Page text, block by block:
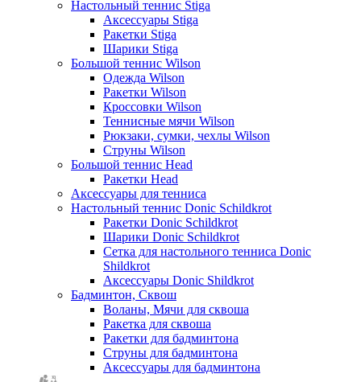
Настольный теннис Stiga
Аксессуары Stiga
Ракетки Stiga
Шарики Stiga
Большой теннис Wilson
Одежда Wilson
Ракетки Wilson
Кроссовки Wilson
Теннисные мячи Wilson
Рюкзаки, сумки, чехлы Wilson
Струны Wilson
Большой теннис Head
Ракетки Head
Аксессуары для тенниса
Настольный теннис Donic Schildkrot
Ракетки Donic Schildkrot
Шарики Donic Schildkrot
Сетка для настольного тенниса Donic
Shildkrot
Аксессуары Donic Shildkrot
Бадминтон, Сквош
Воланы, Мячи для сквоша
Ракетка для сквоша
Ракетки для бадминтона
Струны для бадминтона
Аксессуары для бадминтона